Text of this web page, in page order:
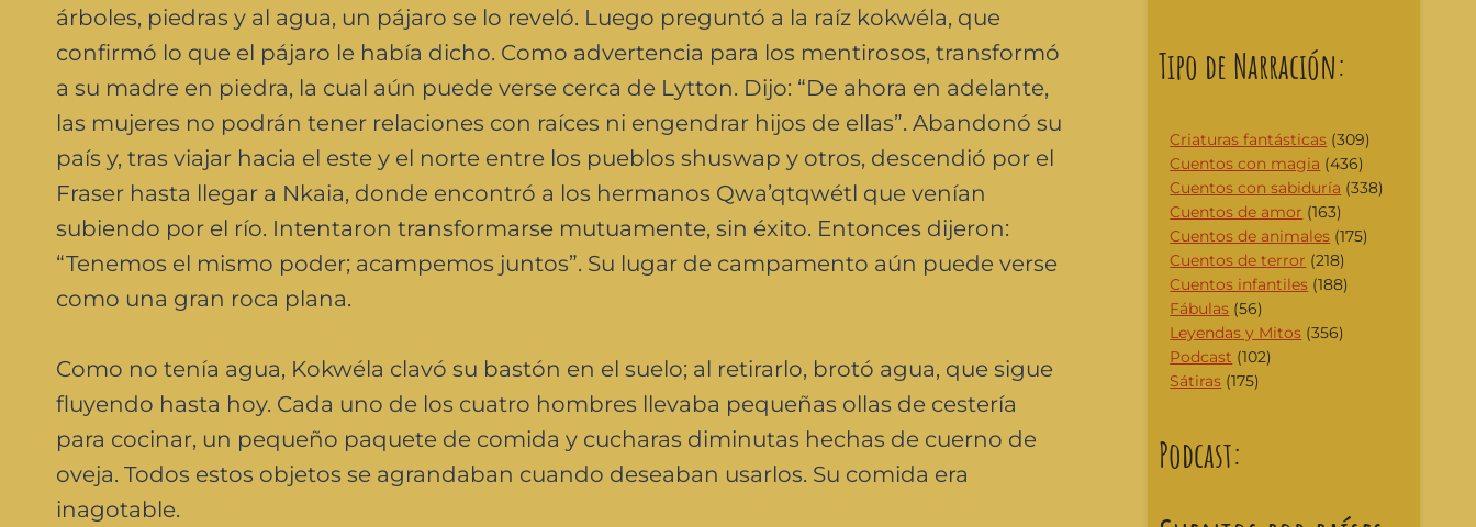
árboles, piedras y al agua, un pájaro se lo reveló. Luego preguntó a la raíz kokwéla, que
confirmó lo que el pájaro le había dicho. Como advertencia para los mentirosos, transformó
a su madre en piedra, la cual aún puede verse cerca de Lytton. Dijo: “De ahora en adelante,
las mujeres no podrán tener relaciones con raíces ni engendrar hijos de ellas”. Abandonó su
país y, tras viajar hacia el este y el norte entre los pueblos shuswap y otros, descendió por el
Fraser hasta llegar a Nkaia, donde encontró a los hermanos Qwa’qtqwétl que venían
subiendo por el río. Intentaron transformarse mutuamente, sin éxito. Entonces dijeron:
“Tenemos el mismo poder; acampemos juntos”. Su lugar de campamento aún puede verse
como una gran roca plana.
Como no tenía agua, Kokwéla clavó su bastón en el suelo; al retirarlo, brotó agua, que sigue
fluyendo hasta hoy. Cada uno de los cuatro hombres llevaba pequeñas ollas de cestería
para cocinar, un pequeño paquete de comida y cucharas diminutas hechas de cuerno de
oveja. Todos estos objetos se agrandaban cuando deseaban usarlos. Su comida era
inagotable.
Tipo de Narración:
Criaturas fantásticas (309)
Cuentos con magia (436)
Cuentos con sabiduría (338)
Cuentos de amor (163)
Cuentos de animales (175)
Cuentos de terror (218)
Cuentos infantiles (188)
Fábulas (56)
Leyendas y Mitos (356)
Podcast (102)
Sátiras (175)
Podcast: